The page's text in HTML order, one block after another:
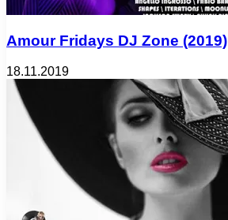
Amour Fridays DJ Zone (2019)
18.11.2019